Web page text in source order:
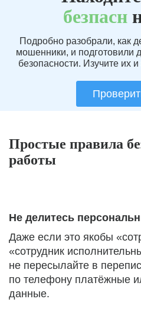
безпасн
Подробно разобрали, как
мошенники, и подготовили
безопасности. Изучите их
Простые правила
работы
Не делитесь
Даже если это якобы
«сотрудник
не пересылайте в
по телефону платёжные
данные.